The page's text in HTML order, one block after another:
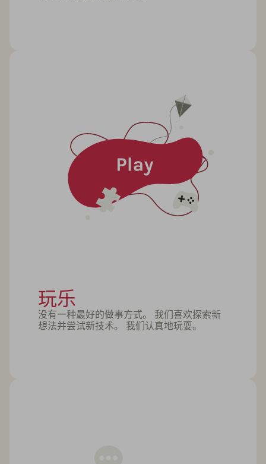
玩乐
没有一种最好的做事方式。 我们喜欢探索新
想法并尝试新技术。 我们认真地玩耍。